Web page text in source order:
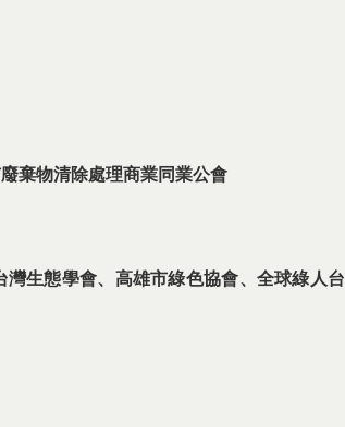
棄物清除處理商業同業公會
生態學會、高雄市綠色協會、全球綠人台